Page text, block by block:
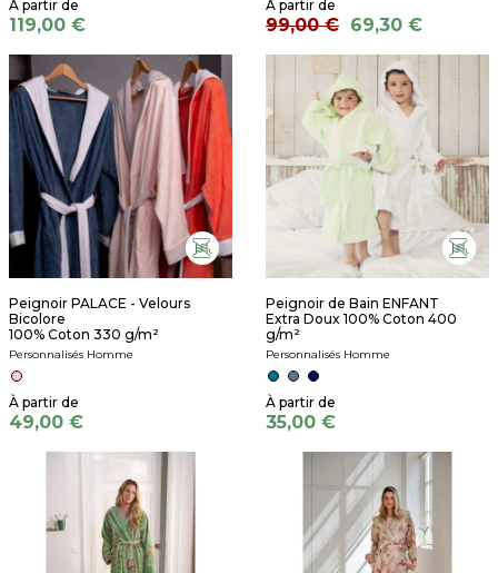
119,00 € 99,00 € 69,30 €
Peignoir PALACE - Velours
Bicolore
100% Coton 330 g/m²
Personnalisés Homme
49,00 €
Peignoir de Bain ENFANT
Extra Doux 100% Coton 400
g/m²
Personnalisés Homme
35,00 €